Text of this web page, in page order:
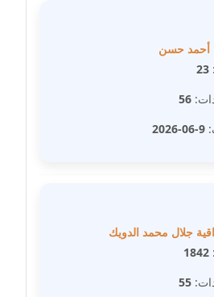
أحمد حسن
23
56
9-06-2026
جلال محمد الدويك
1842
55